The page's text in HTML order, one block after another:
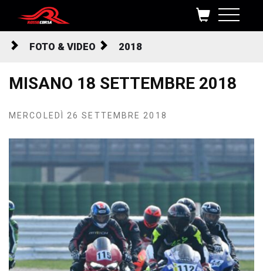
Salta al contenuto
FOTO & VIDEO 2018
MISANO 18 SETTEMBRE 2018
MERCOLEDÌ 26 SETTEMBRE 2018